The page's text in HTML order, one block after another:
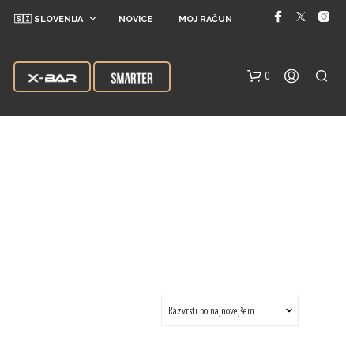
🇸🇮 SLOVENIJA NOVICE MOJ RAČUN
0
Š